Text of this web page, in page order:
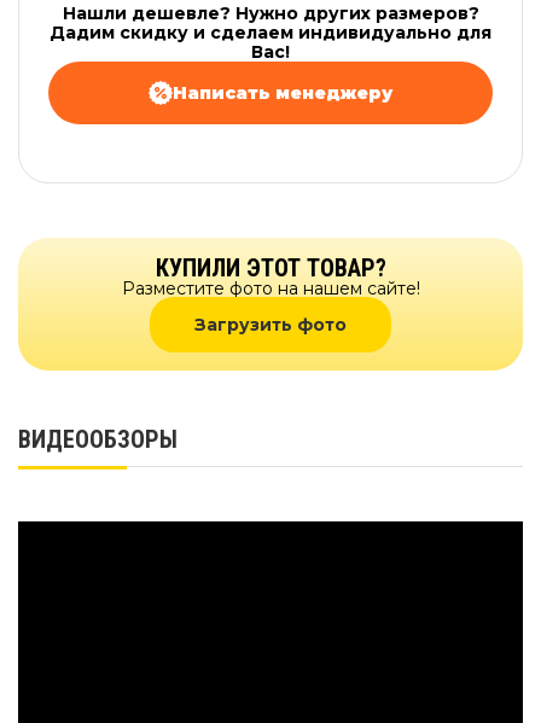
Нашли дешевле? Нужно других размеров?
Дадим скидку и сделаем индивидуально для
Вас!
Написать менеджеру
КУПИЛИ ЭТОТ ТОВАР?
Разместите фото на нашем сайте!
Загрузить фото
ВИДЕООБЗОРЫ